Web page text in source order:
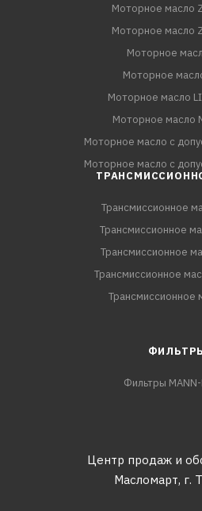
Моторное масло
Моторное масло
Моторное
Моторное
Моторное масло
Моторное масло
Моторное масло с
Моторное масло с
Трансмиссионное
Трансмиссионное
Трансмиссионное
Трансмиссионное
Трансмиссионное
Фильтры MANN-
Центр продаж и
Масломарт, г.